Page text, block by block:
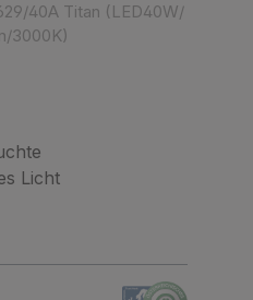
Licht
40A Titan (LED40W/
3000K)